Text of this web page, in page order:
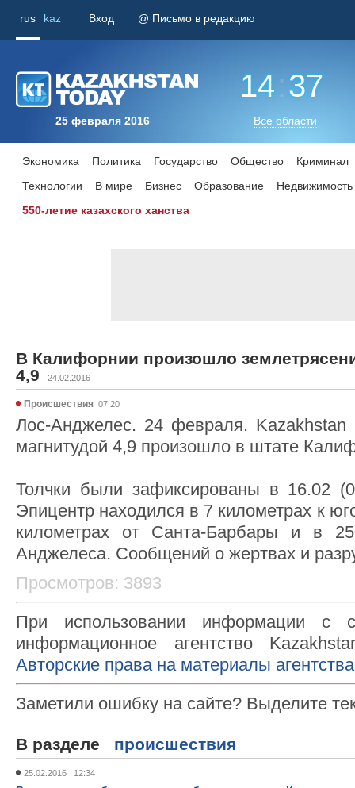
rus kaz Вход @ Письмо в редакцию
25 февраля 2016
14:37
Все области
Экономика Политика Государство Общество
Криминал
Технологии
В мире Бизнес Образование
Недвижимость
550-летие казахского ханства
В Калифорнии произошло
4,9
24.02.2016
Происшествия 07:20
Лос-Анджелес. 24 февраля. Kazakhstan
магнитудой 4,9 произошло в штате
Толчки были зафиксированы в 16.02
Эпицентр находился в 7 километрах к
километрах от Санта-Барбары и в
Анджелеса. Сообщений о жертвах и
Просмотров: 3893
При использовании информации с
информационное агентство
Авторские права на материалы
Заметили ошибку на сайте? Выделите
В разделе происшествия
25.02.2016 12:34